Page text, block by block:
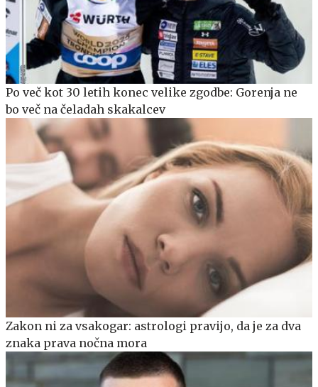
Po več kot 30 letih konec velike zgodbe: Gorenja ne
bo več na čeladah skakalcev
Zakon ni za vsakogar: astrologi pravijo, da je za dva
znaka prava nočna mora